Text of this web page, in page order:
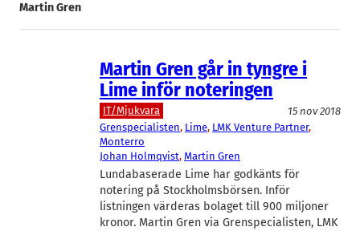
Martin Gren
Martin Gren går in tyngre i
Lime inför noteringen
IT/Mjukvara
15 nov 2018
Grenspecialisten, Lime, LMK Venture Partner
Monterro
Johan Holmqvist, Martin Gren
Lundabaserade Lime har godkänts för
notering på Stockholmsbörsen. Inför
listningen värderas bolaget till 900 miljoner
kronor. Martin Gren via Grenspecialisten, LMK